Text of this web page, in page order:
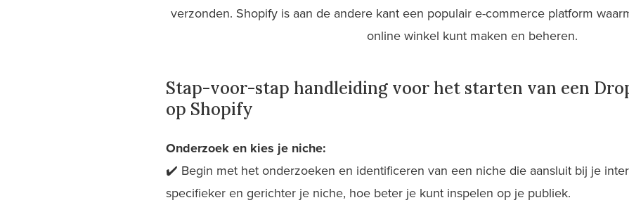
verzonden. Shopify is aan de andere kant een populair e-commerce platform
online winkel kunt maken en beheren.
Stap-voor-stap handleiding voor het starten van een
op Shopify
Onderzoek en kies je niche:
✔️ Begin met het onderzoeken en identificeren van een niche die aansluit bij je
specifieker en gerichter je niche, hoe beter je kunt inspelen op je publiek.